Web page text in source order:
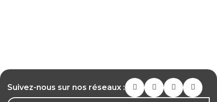
Suivez-nous sur nos réseaux :